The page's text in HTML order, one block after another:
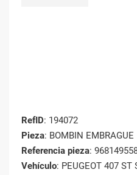
RefID: 194072
Pieza: BOMBIN EMBRAGUE
Referencia pieza:
Vehículo: PEUGEOT 407